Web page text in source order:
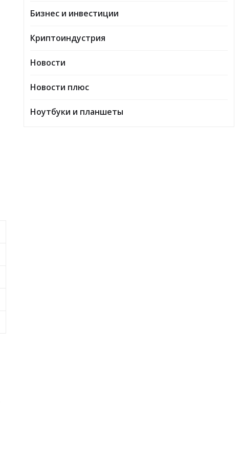
Бизнес и инвестиции
Криптоиндустрия
Новости
Новости плюс
Ноутбуки и планшеты